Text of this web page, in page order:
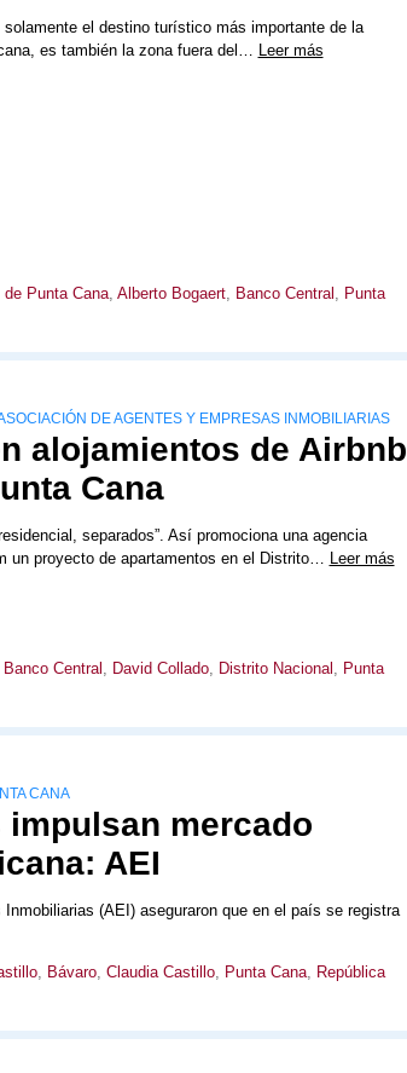
solamente el destino turístico más importante de la
es también la zona fuera del… Leer más
Punta Cana, Alberto Bogaert, Banco Central , Punta
DE AGENTES Y EMPRESAS INMOBILIARIAS
alojamientos de Airbnb
Cana
separados”. Así promociona una agencia
un proyecto de apartamentos en el Distrito… Leer más
Banco Central , David Collado, Distrito Nacional , Punta
CANA
mercado
AEI
(AEI) aseguraron que en el país se registra
, Bávaro, Claudia Castillo, Punta Cana, República